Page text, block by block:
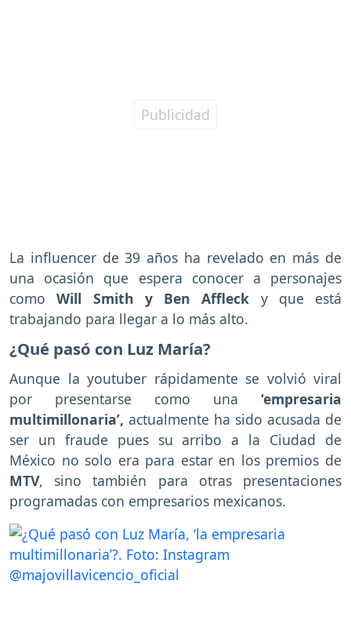
La influencer de 39 años ha revelado en más de
una ocasión que espera conocer a personajes
como Will Smith y Ben Affleck y que está
trabajando para llegar a lo más alto.
¿Qué pasó con Luz María?
Aunque la youtuber rápidamente se volvió viral
por presentarse como una ‘empresaria
multimillonaria’, actualmente ha sido acusada de
ser un fraude pues su arribo a la Ciudad de
México no solo era para estar en los premios de
MTV, sino también para otras presentaciones
programadas con empresarios mexicanos.